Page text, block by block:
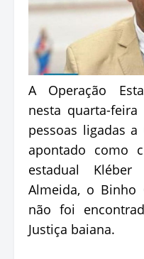
A Operação
nesta quarta-
pessoas ligadas
apontado como
estadual
Almeida, o Binho
não foi
Justiça baiana.